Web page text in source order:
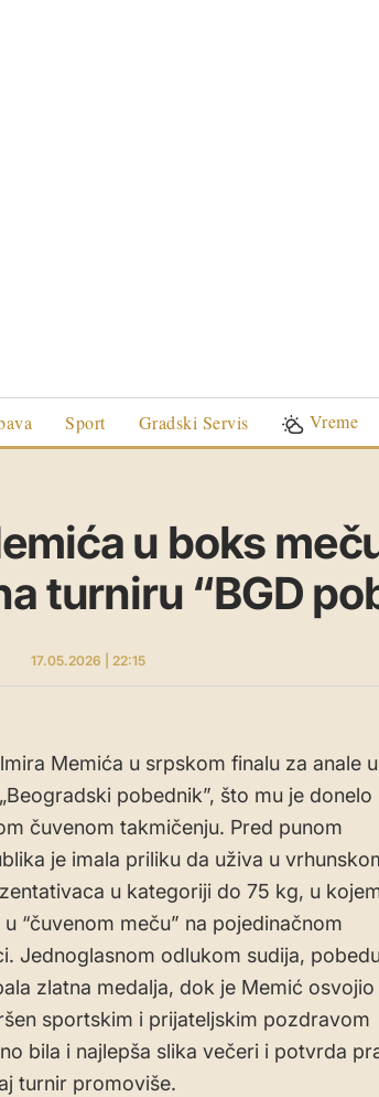
Sport Gradski Servis Vreme
u boks
turniru “BGD
17.05.2026 | 22:15
Memića u srpskom finalu za anale
pobednik”, što mu je donelo
čuvenom takmičenju. Pred punom
je imala priliku da uživa u
u kategoriji do 75 kg, u
“čuvenom meču” na pojedinačnom
Jednoglasnom odlukom sudija,
zlatna medalja, dok je Memić osvojio
sportskim i prijateljskim pozdravom
bila i najlepša slika večeri i potvrda
turnir promoviše.